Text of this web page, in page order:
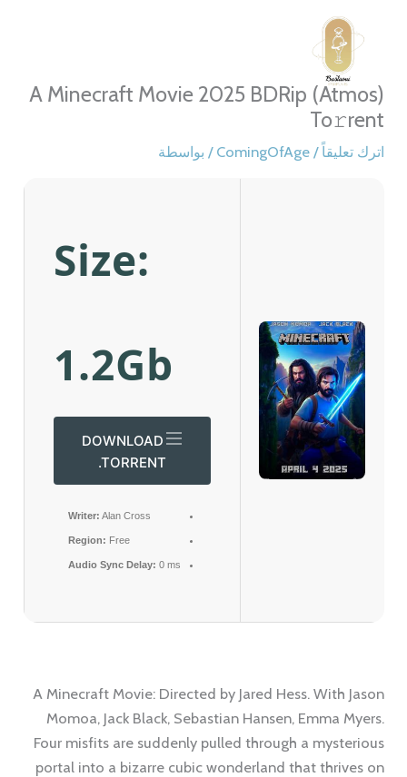
A Minecraft Movie 2025 BDRip (Atmos)
To𝚛rent
اترك تعليقاً /
ComingOfAge / بواسطة
Size:
1.2Gb
DOWNLOAD
.TORRENT
Writer: Alan Cross
Region: Free
Audio Sync Delay: 0 ms
A Minecraft Movie: Directed by Jared Hess. With Jason
Momoa, Jack Black, Sebastian Hansen, Emma Myers.
Four misfits are suddenly pulled through a mysterious
portal into a bizarre cubic wonderland that thrives on